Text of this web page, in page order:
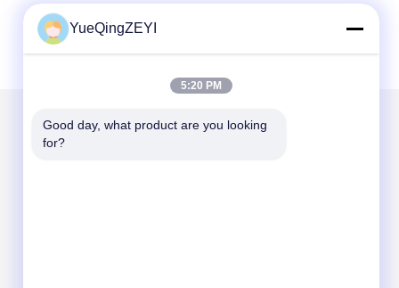
Mail nous
YueQingZEYI
5:20 PM
Good day, what product are you looking
for?